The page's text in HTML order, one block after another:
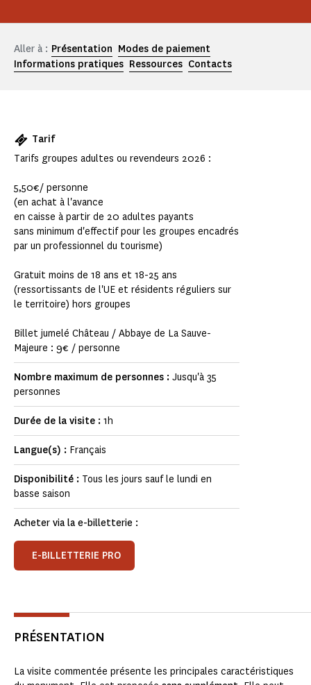
Aller à : Présentation Modes de paiement
Informations pratiques Ressources Contacts
Tarif
Tarifs groupes adultes ou revendeurs 2026 :
5,50€/ personne
(en achat à l'avance
en caisse à partir de 20 adultes payants
sans minimum d'effectif pour les groupes encadrés
par un professionnel du tourisme)
Gratuit moins de 18 ans et 18-25 ans
(ressortissants de l'UE et résidents réguliers sur
le territoire) hors groupes
Billet jumelé Château / Abbaye de La Sauve-
Majeure : 9€ / personne
Nombre maximum de personnes : Jusqu'à 35
personnes
Durée de la visite : 1h
Langue(s) : Français
Disponibilité : Tous les jours sauf le lundi en
basse saison
Acheter via la e-billetterie :
E-BILLETTERIE PRO
PRÉSENTATION
La visite commentée présente les principales caractéristiques